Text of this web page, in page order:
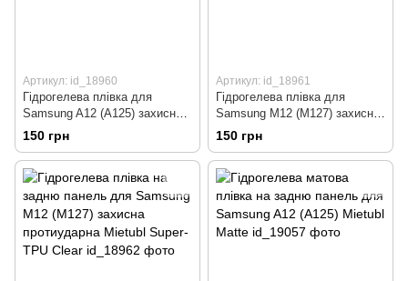
Артикул: id_18960
Гідрогелева плівка для
Samsung A12 (A125) захисна
протиударна Mietubl Super-
TPU Clear
150 грн
Артикул: id_18961
Гідрогелева плівка для
Samsung M12 (M127) захисна
протиударна Mietubl Super-
TPU Clear
150 грн